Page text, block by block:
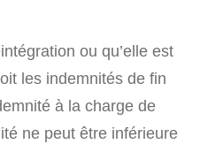
ou qu’elle est
les indemnités de fin
à la charge de
ne peut être inférieure